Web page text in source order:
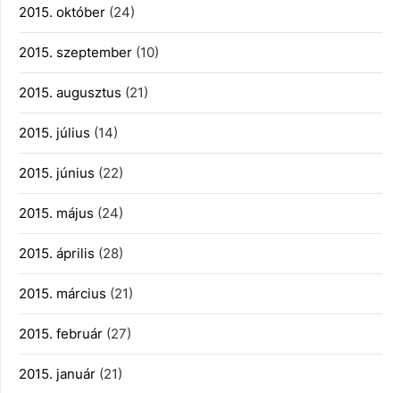
2015. október (24)
2015. szeptember (10)
2015. augusztus (21)
2015. július (14)
2015. június (22)
2015. május (24)
2015. április (28)
2015. március (21)
2015. február (27)
2015. január (21)